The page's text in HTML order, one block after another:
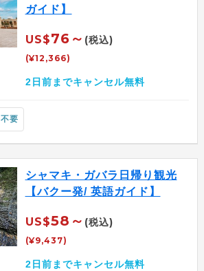
ガイド】
US$76～ (税込)
(¥12,366)
2日前までキャンセル無料
不要
シャマキ・ガバラ日帰り観光
【バクー発/ 英語ガイド】
US$58～ (税込)
(¥9,437)
2日前までキャンセル無料